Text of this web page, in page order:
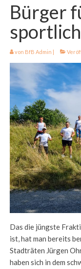
News
Konzept
Unser Verein
Mitglied
Stadträte
Stadträte
Gremien
Anträge
Spenden
Wahlprogramm
Bürger
von BfB Admin
Das die jüngste
ist, hat man bereits
Stadträten Jürgen
haben sich in dem